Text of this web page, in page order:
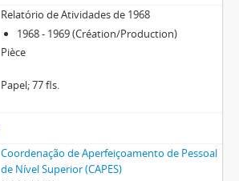
Relatório de Atividades de 1968
1968 - 1969 (Création/Production)
Pièce
Papel; 77 fls.
Coordenação de Aperfeiçoamento de Pessoal
de Nível Superior (CAPES)